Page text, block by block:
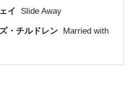
イ Slide Away
・チルドレンMarried with